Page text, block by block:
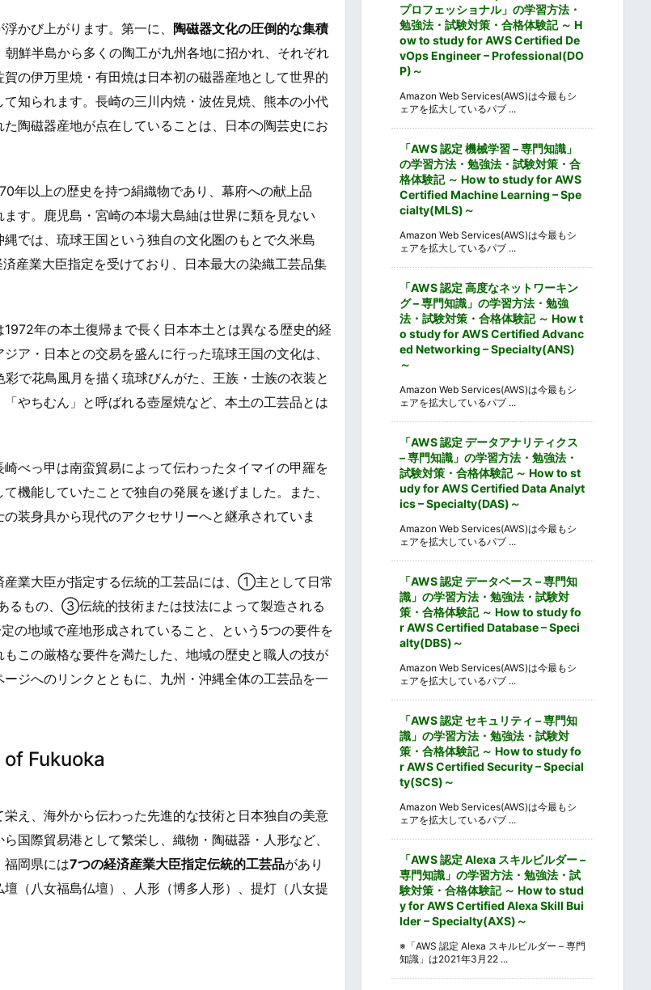
かび上がります。第一に、 陶磁器文化の圧倒的な集積
鮮半島から多くの陶工が九州各地に招かれ、それぞれ
の伊万里焼・有田焼は日本初の磁器産地として世界的
知られます。長崎の三川内焼・波佐見焼、熊本の小代
陶磁器産地が点在していることは、日本の陶芸史にお
年以上の歴史を持つ絹織物であり、幕府への献上品
す。鹿児島・宮崎の本場大島紬は世界に類を見ない
では、琉球王国という独自の文化圏のもとで久米島
産業大臣指定を受けており、日本最大の染織工芸品集
年の本土復帰まで長く日本本土とは異なる歴史的経
ア・日本との交易を盛んに行った琉球王国の文化は、
で花鳥風月を描く琉球びんがた、王族・士族の衣装と
やちむん」と呼ばれる壺屋焼など、本土の工芸品とは
べっ甲は南蛮貿易によって伝わったタイマイの甲羅を
機能していたことで独自の発展を遂げました。また、
装身具から現代のアクセサリーへと継承されていま
産業大臣が指定する伝統的工芸品には、①主として日常
もの、③伝統的技術または技法によって製造される
地域で産地形成されていること、という5つの要件を
この厳格な要件を満たした、地域の歴史と職人の技が
ジへのリンクとともに、九州・沖縄全体の工芸品を一
Fukuoka
え、海外から伝わった先進的な技術と日本独自の美意
国際貿易港として繁栄し、織物・陶磁器・人形など、
福岡県には7つの経済産業大臣指定伝統的工芸品があり
（八女福島仏壇）、人形（博多人形）、提灯（八女提
プロフェッショナル」の学習方法・
勉強法・試験対策・合格体験記 ～ H
ow to study for AWS Certified De
vOps Engineer – Professional(DO
P)～
Amazon Web Services(AWS)は今最もシ
ェアを拡大しているパブ ...
「AWS 認定 機械学習 – 専門知識」
の学習方法・勉強法・試験対策・合
格体験記 ～ How to study for AWS
Certified Machine Learning – Spe
cialty(MLS)～
Amazon Web Services(AWS)は今最もシ
ェアを拡大しているパブ ...
「AWS 認定 高度なネットワーキン
グ – 専門知識」の学習方法・勉強
法・試験対策・合格体験記 ～ How t
o study for AWS Certified Advanc
ed Networking – Specialty(ANS)
～
Amazon Web Services(AWS)は今最もシ
ェアを拡大しているパブ ...
「AWS 認定 データアナリティクス
– 専門知識」の学習方法・勉強法・
試験対策・合格体験記 ～ How to st
udy for AWS Certified Data Analyt
ics – Specialty(DAS)～
Amazon Web Services(AWS)は今最もシ
ェアを拡大しているパブ ...
「AWS 認定 データベース – 専門知
識」の学習方法・勉強法・試験対
策・合格体験記 ～ How to study fo
r AWS Certified Database – Speci
alty(DBS)～
Amazon Web Services(AWS)は今最もシ
ェアを拡大しているパブ ...
「AWS 認定 セキュリティ – 専門知
識」の学習方法・勉強法・試験対
策・合格体験記 ～ How to study fo
r AWS Certified Security – Special
ty(SCS)～
Amazon Web Services(AWS)は今最もシ
ェアを拡大しているパブ ...
「AWS 認定 Alexa スキルビルダー –
専門知識」の学習方法・勉強法・試
験対策・合格体験記 ～ How to stud
y for AWS Certified Alexa Skill Bui
lder – Specialty(AXS)～
※「AWS 認定 Alexa スキルビルダー – 専門
知識」は2021年3月22 ...